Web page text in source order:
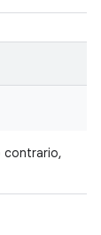
contrario,